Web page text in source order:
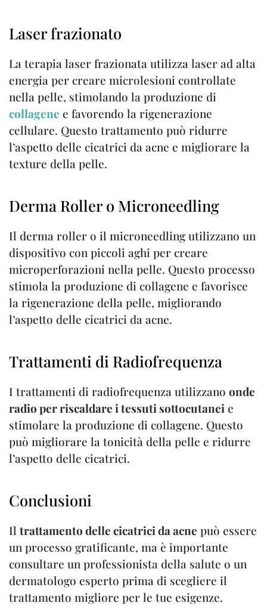
Laser frazionato
La terapia laser frazionata utilizza laser ad alta
energia per creare microlesioni controllate
nella pelle, stimolando la produzione di
collagene e favorendo la rigenerazione
cellulare. Questo trattamento può ridurre
l’aspetto delle cicatrici da acne e migliorare la
texture della pelle.
Derma Roller o Microneedling
Il derma roller o il microneedling utilizzano un
dispositivo con piccoli aghi per creare
microperforazioni nella pelle. Questo processo
stimola la produzione di collagene e favorisce
la rigenerazione della pelle, migliorando
l’aspetto delle cicatrici da acne.
Trattamenti di Radiofrequenza
I trattamenti di radiofrequenza utilizzano onde
radio per riscaldare i tessuti sottocutaneie
stimolare la produzione di collagene. Questo
può migliorare la tonicità della pelle e ridurre
l’aspetto delle cicatrici.
Conclusioni
Il trattamento delle cicatrici da acne può essere
un processo gratificante, ma è importante
consultare un professionista della salute o un
dermatologo esperto prima di scegliere il
trattamento migliore per le tue esigenze.